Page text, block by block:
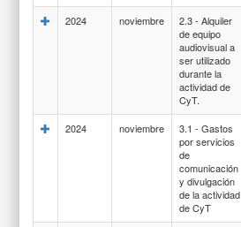
2024 noviembre
2.3 - Alquiler
de equipo
audiovisual a
ser utilizado
durante la
actividad de
CyT.
2024 noviembre
3.1 - Gastos
por servicios
de
comunicación
y divulgación
de la actividad
de CyT